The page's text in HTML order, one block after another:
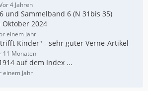
4 Jahren
und Sammelband 6 (N 31bis 35)
2024
einem Jahr
Kinder" - sehr guter Verne-Artikel
11 Monaten
auf dem Index ...
einem Jahr